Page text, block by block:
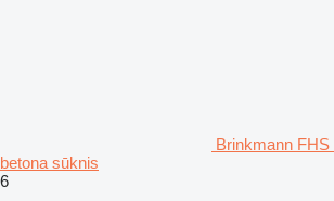
Brinkmann
betona sūknis
6